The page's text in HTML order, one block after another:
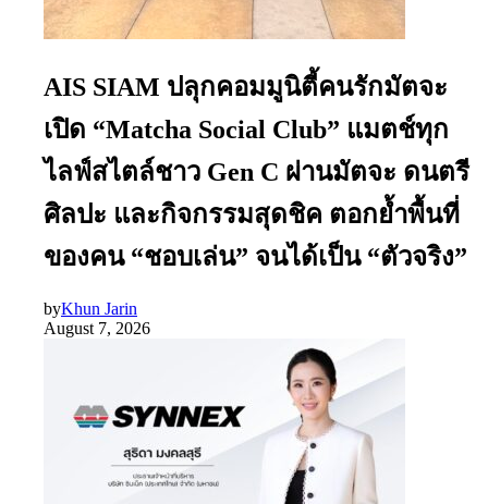
AIS SIAM ปลุกคอมมูนิตี้คนรักมัตจะ
เปิด “Matcha Social Club” แมตช์ทุก
ไลฟ์สไตล์ชาว Gen C ผ่านมัตจะ ดนตรี
ศิลปะ และกิจกรรมสุดชิค ตอกย้ำพื้นที่
ของคน “ชอบเล่น” จนได้เป็น “ตัวจริง”
byKhun Jarin
August 7, 2026